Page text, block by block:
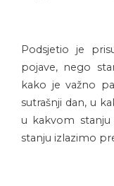
Podsjetio je
pojave, nego
kako je važno
sutrašnji dan, u
u kakvom
stanju izlazimo